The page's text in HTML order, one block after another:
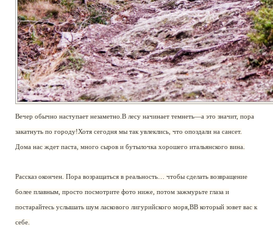
Вечер обычно наступает незаметно.В лесу начинает темнеть—а это значит, пора
закатнуть по городу!Хотя сегодня мы так увлеклись, что опоздали на сансет.
Дома нас ждет паста, много сыров и бутылочка хорошего итальянского вина.
Рассказ окончен. Пора возращаться в реальность… чтобы сделать возвращение
более плавным, просто посмотрите фото ниже, потом зажмурьте глаза и
постарайтесь услышать шум ласкового лигурийского моря,ВВ который зовет вас к
себе.